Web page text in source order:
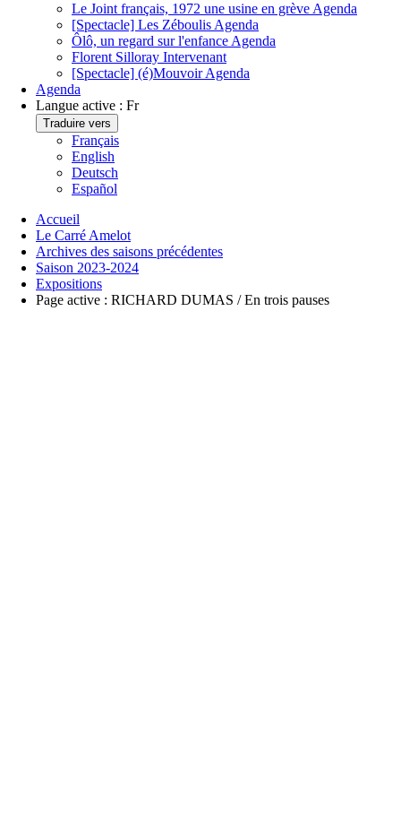
Le Joint français, 1972 une usine en grève Agenda
[Spectacle] Les Zéboulis Agenda
Ôlô, un regard sur l'enfance Agenda
Florent Silloray Intervenant
[Spectacle] (é)Mouvoir Agenda
Agenda
Langue active : Fr
Traduire vers
Français
English
Deutsch
Español
Accueil
Le Carré Amelot
Archives des saisons précédentes
Saison 2023-2024
Expositions
Page active : RICHARD DUMAS / En trois pauses